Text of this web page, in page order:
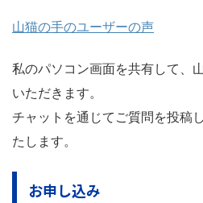
山猫の手のユーザーの声
私のパソコン画面を共有して、
いただきます。
チャットを通じてご質問を投稿
たします。
お申し込み